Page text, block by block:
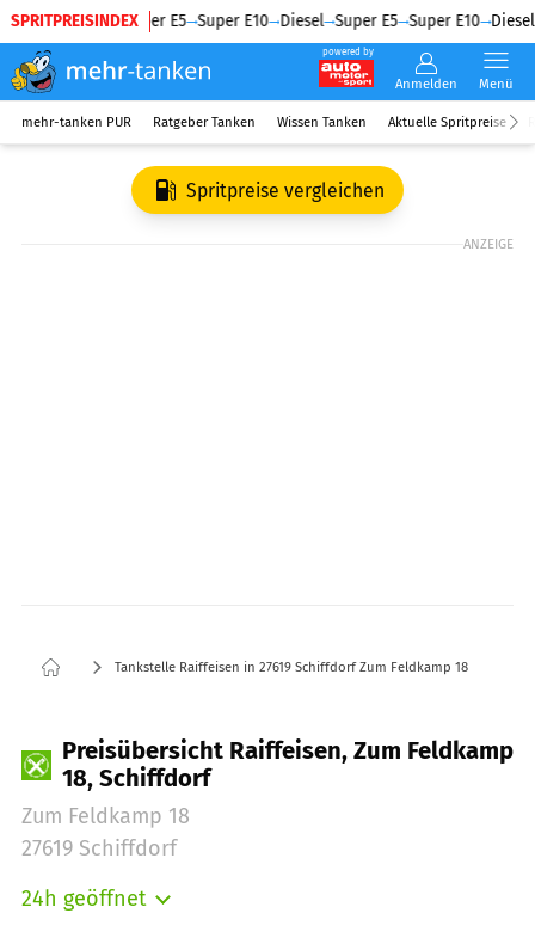
SPRITPREISINDEX
Diesel Super E5 Super E10 Diesel Super E5 Super E10 Diesel
powered by
Anmelden Menü
mehr-tanken PUR Ratgeber Tanken Wissen Tanken Aktuelle Spritpreise
Spritpreise vergleichen
ANZEIGE
Tankstelle Raiffeisen in 27619 Schiffdorf Zum Feldkamp 18
Preisübersicht Raiffeisen, Zum Feldkamp
18, Schiffdorf
Zum Feldkamp 18
27619 Schiffdorf
24h geöffnet